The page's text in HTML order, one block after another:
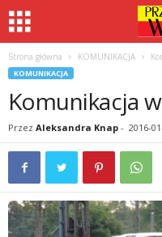
Strona główna KOMUNIKACJA
KOMUNIKACJA
Komunikacja
Przez Aleksandra Knap - 2016-